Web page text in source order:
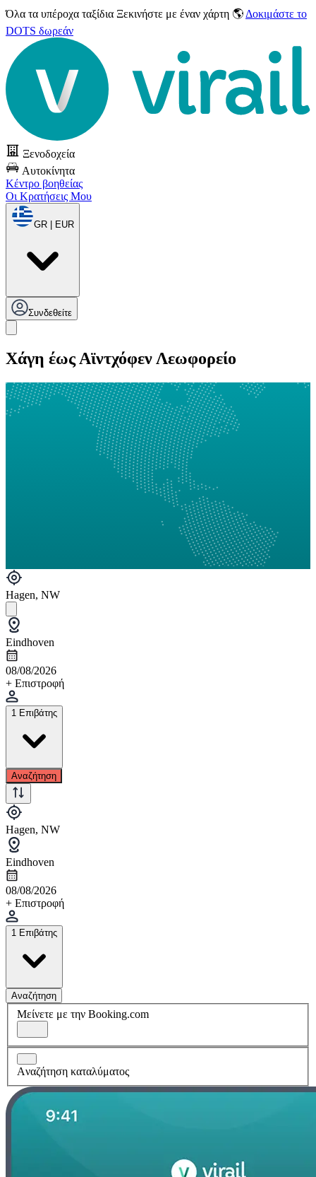
Όλα τα υπέροχα ταξίδια Ξεκινήστε με έναν χάρτη 🌎 Δοκιμάστε το
DOTS δωρεάν
Ξενοδοχεία
Αυτοκίνητα
Κέντρο βοηθείας
Οι Κρατήσεις Μου
GR | EUR
Συνδεθείτε
Χάγη έως Αϊντχόφεν Λεωφορείο
Hagen, NW
Eindhoven
08/08/2026
+ Επιστροφή
1 Επιβάτης
Αναζήτηση
Hagen, NW
Eindhoven
08/08/2026
+ Επιστροφή
1 Επιβάτης
Αναζήτηση
Μείνετε με την Booking.com
Aναζήτηση καταλύματος